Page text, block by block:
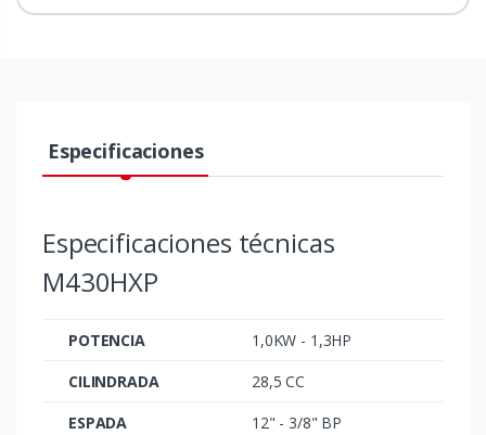
Especificaciones
Especificaciones técnicas
M430HXP
POTENCIA
1,0KW - 1,3HP
CILINDRADA
28,5 CC
ESPADA
12" - 3/8" BP